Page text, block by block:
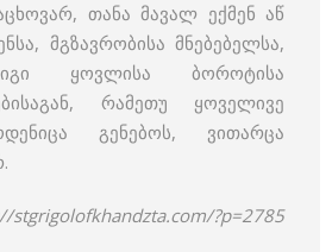
თანა მავალ ექმენ აწ
მგზავრობისა მნებებელსა,
ყოვლისა ბოროტისა
რამეთუ ყოველივე
გენებოს, ვითარცა
stgrigolofkhandzta.com/?p=2785